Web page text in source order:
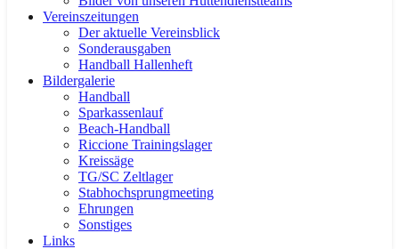
Vereinszeitungen
Der aktuelle Vereinsblick
Sonderausgaben
Handball Hallenheft
Bildergalerie
Handball
Sparkassenlauf
Beach-Handball
Riccione Trainingslager
Kreissäge
TG/SC Zeltlager
Stabhochsprungmeeting
Ehrungen
Sonstiges
Links